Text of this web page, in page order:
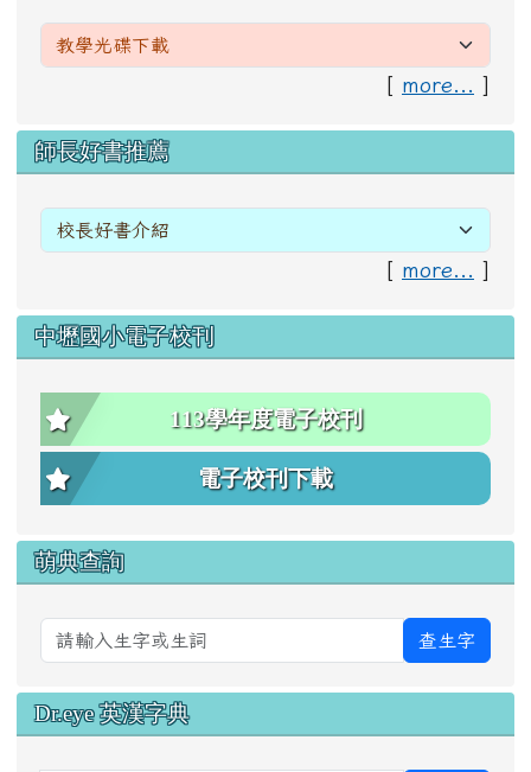
[ more... ]
右邊區域內容
師長好書推薦
[ more... ]
中壢國小電子校刊
113學年度電子校刊
電子校刊下載
萌典查詢
查生字
Dr.eye 英漢字典